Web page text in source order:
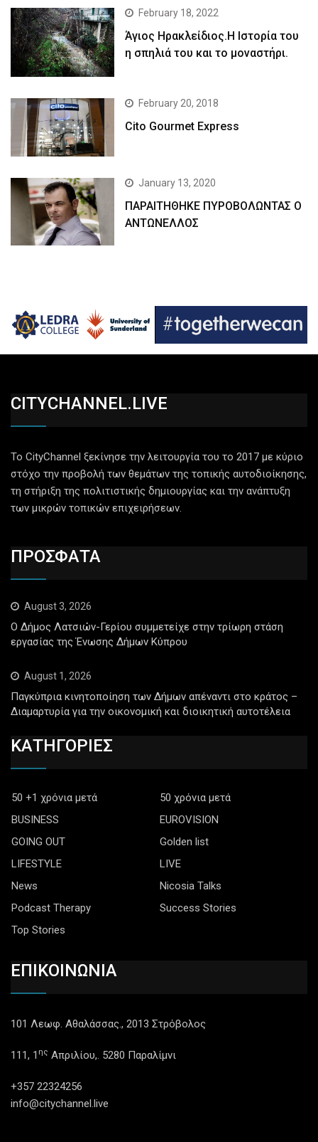
February 18, 2022
Άγιος Ηρακλείδιος.Η Ιστορία του
η σπηλιά του και το μοναστήρι.
February 20, 2018
Cito Gourmet Express
January 13, 2020
ΠΑΡΑΙΤΗΘΗΚΕ ΠΥΡΟΒΟΛΩΝΤΑΣ Ο
ΑΝΤΩΝΕΛΛΟΣ
CITYCHANNEL.LIVE
Το CityChannel ξεκίνησε την λειτουργία του το 2017 με κύριο
στόχο την προβολή των θεμάτων της τοπικής αυτοδιοίκησης,
τη στήριξη της πολιτιστικής δημιουργίας και την ανάπτυξη
των μικρών τοπικών επιχειρήσεων.
ΠΡΟΣΦΑΤΑ
August 3, 2026
Ο Δήμος Λατσιών-Γερίου συμμετείχε στην τρίωρη στάση
εργασίας της Ένωσης Δήμων Κύπρου
August 1, 2026
Παγκύπρια κινητοποίηση των Δήμων απέναντι στο κράτος –
Διαμαρτυρία για την οικονομική και διοικητική αυτοτέλεια
ΚΑΤΗΓΟΡΙΕΣ
50 +1 χρόνια μετά
50 χρόνια μετά
BUSINESS
EUROVISION
GOING OUT
Golden list
LIFESTYLE
LIVE
News
Nicosia Talks
Podcast Therapy
Success Stories
Top Stories
ΕΠΙΚΟΙΝΩΝΙΑ
101 Λεωφ. Αθαλάσσας., 2013 Στρόβολος
111, 1 ης Απριλίου,. 5280 Παραλίμνι
+357 22324256
info@citychannel.live